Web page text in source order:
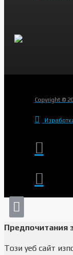
Copyright ©
Предпочитания
Този уеб сайт